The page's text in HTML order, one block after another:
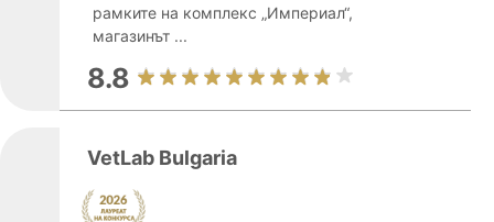
рамките на комплекс „Империал“,
магазинът ...
8.8
VetLab Bulgaria